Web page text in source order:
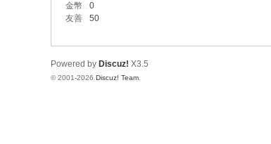
金幣
0
友善
50
Powered by Discuz! X3.5
© 2001-2026 Discuz! Team